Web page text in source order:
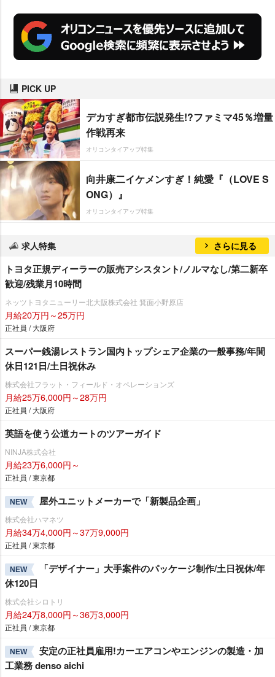
PICK UP
デカすぎ都市伝説発生!?ファミマ45％増量
作戦再来
オリコンタイアップ特集
向井康二イケメンすぎ！純愛『（LOVE S
ONG）』
オリコンタイアップ特集
求人特集 さらに見る
トヨタ正規ディーラーの販売アシスタント/ノルマなし/第二新卒
歓迎/残業月10時間
ネッツトヨタニューリー北大阪株式会社 箕面小野原店
月給20万円～25万円
正社員 / 大阪府
スーパー銭湯レストラン国内トップシェア企業の一般事務/年間
休日121日/土日祝休み
株式会社フラット・フィールド・オペレーションズ
月給25万6,000円～28万円
正社員 / 大阪府
英語を使う公道カートのツアーガイド
NINJA株式会社
月給23万6,000円～
正社員 / 東京都
NEW 屋外ユニットメーカーで「新製品企画」
株式会社ハマネツ
月給34万4,000円～37万9,000円
正社員 / 東京都
NEW
「デザイナー」大手案件のパッケージ制作/土日祝休/年
休120日
株式会社シロトリ
月給24万8,000円～36万3,000円
正社員 / 東京都
NEW
安定の正社員雇用!カーエアコンやエンジンの製造・加
工業務 denso aichi